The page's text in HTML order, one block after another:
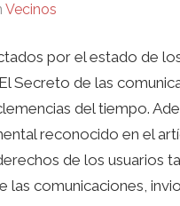
Vecinos
por el estado de
Secreto de las
del tiempo.
reconocido en el
de los usuarios
comunicaciones,